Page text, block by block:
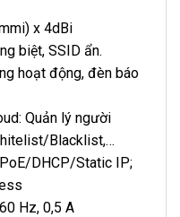
x 4dBi
biệt, SSID ẩn.
hoạt động, đèn báo
Quản lý người
Blacklist,…
DHCP/Static IP;
Hz, 0,5 A